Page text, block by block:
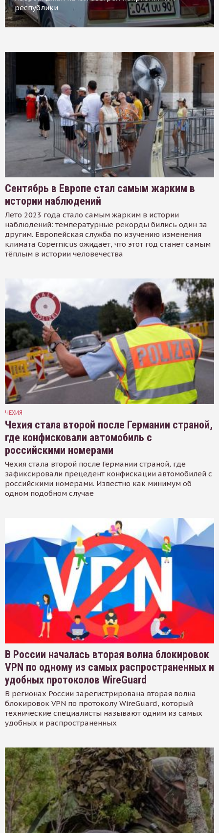
республики
Сентябрь в Европе стал самым жарким в
истории наблюдений
Лето 2023 года стало самым жарким в истории
наблюдений: температурные рекорды бились один за
другим. Европейская служба по изучению изменения
климата Copernicus ожидает, что этот год станет самым
тёплым в истории человечества
ЧЕХИЯ
Чехия стала второй после Германии страной,
где конфисковали автомобиль с
российскими номерами
Чехия стала второй после Германии страной, где
зафиксировали прецедент конфискации автомобилей с
российскими номерами. Известно как минимум об
одном подобном случае
В России началась вторая волна блокировок
VPN по одному из самых распространенных и
удобных протоколов WireGuard
В регионах России зарегистрирована вторая волна
блокировок VPN по протоколу WireGuard, который
технические специалисты называют одним из самых
удобных и распространенных